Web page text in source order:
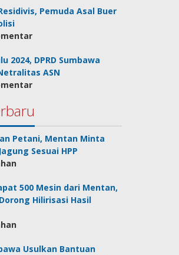
Pemuda Asal Buer
2024, DPRD Sumbawa
ASN
Petani, Mentan Minta
Sesuai HPP
500 Mesin dari Mentan,
Hilirisasi Hasil
Usulkan Bantuan